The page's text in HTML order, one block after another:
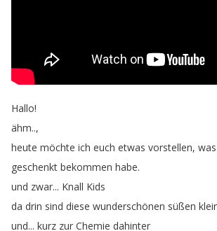
Hallo!
ähm..,
heute möchte ich euch etwas vorstellen, was
geschenkt bekommen habe.
und zwar... Knall Kids
da drin sind diese wunderschönen süßen
und... kurz zur Chemie dahinter